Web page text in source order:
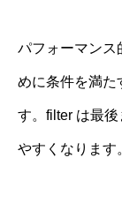
パフォーマンス
めに条件を満た
す。filter は最
やすくなります